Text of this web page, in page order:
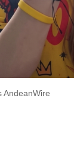
AndeanWire